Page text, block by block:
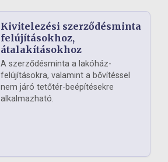
Kivitelezési szerződésminta
felújításokhoz,
átalakításokhoz
A szerződésminta a lakóház-
felújításokra, valamint a bővítéssel
nem járó tetőtér-beépítésekre
alkalmazható.